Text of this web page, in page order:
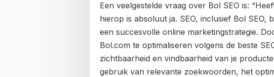
Een veelgestelde vraag over Bol SEO is:
hierop is absoluut ja. SEO, inclusief Bol SEO,
een succesvolle online marketingstrategie.
Bol.com te optimaliseren volgens de beste
zichtbaarheid en vindbaarheid van je
gebruik van relevante zoekwoorden, het